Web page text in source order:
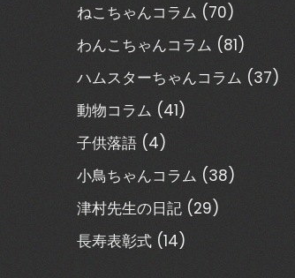
ねこちゃんコラム (70)
わんこちゃんコラム (81)
ハムスターちゃんコラム (37)
動物コラム (41)
子供落語 (4)
小鳥ちゃんコラム (38)
津村先生の日記 (29)
長寿表彰式 (14)